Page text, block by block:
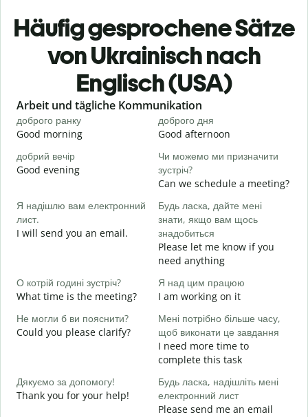
Häufig gesprochene Sätze
von Ukrainisch nach
Englisch (USA)
Slide 1 of 6
Arbeit und tägliche Kommunikation
доброго ранку
Good morning
доброго дня
Good afternoon
добрий вечір
Good evening
Чи можемо ми призначити
зустріч?
Can we schedule a meeting?
Я надішлю вам електронний
лист.
I will send you an email.
Будь ласка, дайте мені
знати, якщо вам щось
знадобиться
Please let me know if you
need anything
О котрій годині зустріч?
What time is the meeting?
Я над цим працюю
I am working on it
Не могли б ви пояснити?
Could you please clarify?
Мені потрібно більше часу,
щоб виконати це завдання
I need more time to
complete this task
Дякуємо за допомогу!
Thank you for your help!
Будь ласка, надішліть мені
електронний лист
Please send me an email